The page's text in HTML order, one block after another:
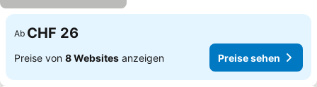
Ab CHF 26
Preise von 8 Websites anzeigen Preise sehen